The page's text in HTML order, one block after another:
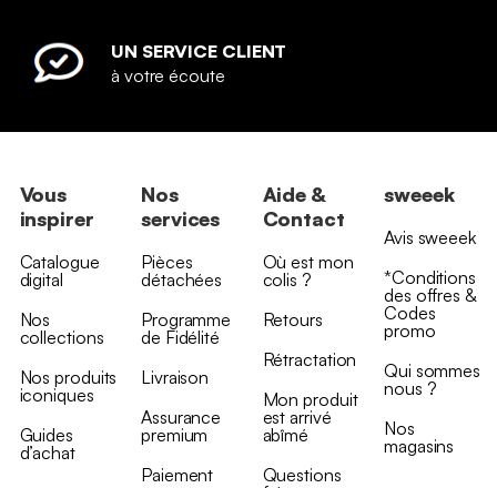
UN SERVICE CLIENT
à votre écoute
Vous
inspirer
Catalogue
digital
Nos
collections
Nos produits
iconiques
Guides
d’achat
Nos
services
Pièces
détachées
Programme
de Fidélité
Livraison
Assurance
premium
Paiement
Aide &
Contact
Où est mon
colis ?
Retours
Rétractation
Mon produit
est arrivé
abîmé
Questions
sweeek
Avis sweeek
*Conditions
des offres &
Codes
promo
Qui sommes
nous ?
Nos
magasins